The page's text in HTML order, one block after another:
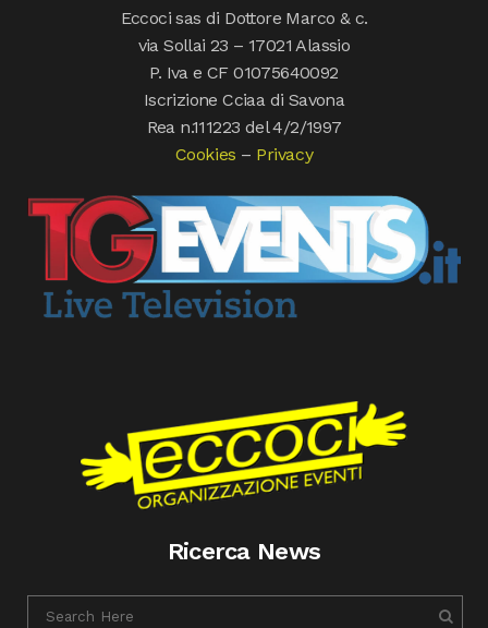
Eccoci sas di Dottore Marco & c.
via Sollai 23 – 17021 Alassio
P. Iva e CF 01075640092
Iscrizione Cciaa di Savona
Rea n.111223 del 4/2/1997
Cookies – Privacy
Ricerca News